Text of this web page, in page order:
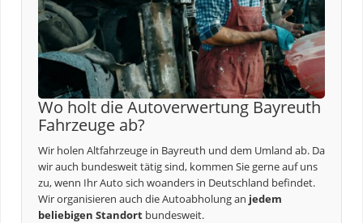
Wo holt die Autoverwertung Bayreuth
Fahrzeuge ab?
Wir holen Altfahrzeuge in Bayreuth und dem Umland ab. Da
wir auch bundesweit tätig sind, kommen Sie gerne auf uns
zu, wenn Ihr Auto sich woanders in Deutschland befindet.
Wir organisieren auch die Autoabholung an jedem
beliebigen Standort bundesweit.